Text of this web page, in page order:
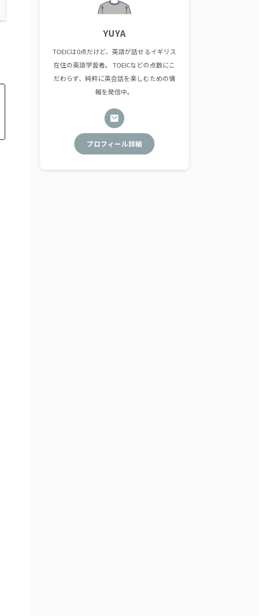
YUYA
TOEICは0点だけど、英語が話せるイギリス
在住の英語学習者。 TOEICなどの点数にこ
だわらず、純粋に英会話を楽しむための情
報を発信中。
プロフィール詳細